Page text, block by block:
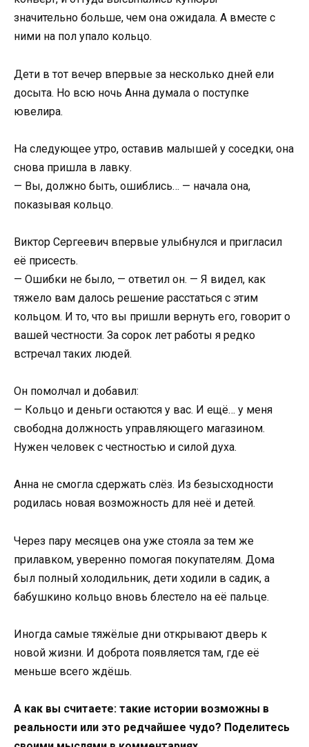
значительно больше, чем она ожидала. А вместе с
ними на пол упало кольцо.
Дети в тот вечер впервые за несколько дней ели
досыта. Но всю ночь Анна думала о поступке
ювелира.
На следующее утро, оставив малышей у соседки, она
снова пришла в лавку.
— Вы, должно быть, ошиблись… — начала она,
показывая кольцо.
Виктор Сергеевич впервые улыбнулся и пригласил
её присесть.
— Ошибки не было, — ответил он. — Я видел, как
тяжело вам далось решение расстаться с этим
кольцом. И то, что вы пришли вернуть его, говорит о
вашей честности. За сорок лет работы я редко
встречал таких людей.
Он помолчал и добавил:
— Кольцо и деньги остаются у вас. И ещё… у меня
свободна должность управляющего магазином.
Нужен человек с честностью и силой духа.
Анна не смогла сдержать слёз. Из безысходности
родилась новая возможность для неё и детей.
Через пару месяцев она уже стояла за тем же
прилавком, уверенно помогая покупателям. Дома
был полный холодильник, дети ходили в садик, а
бабушкино кольцо вновь блестело на её пальце.
Иногда самые тяжёлые дни открывают дверь к
новой жизни. И доброта появляется там, где её
меньше всего ждёшь.
А как вы считаете: такие истории возможны в
реальности или это редчайшее чудо? Поделитесь